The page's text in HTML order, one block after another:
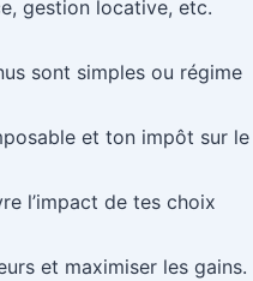
gestion locative, etc.
sont simples ou régime
et ton impôt sur le
l’impact de tes choix
et maximiser les gains.